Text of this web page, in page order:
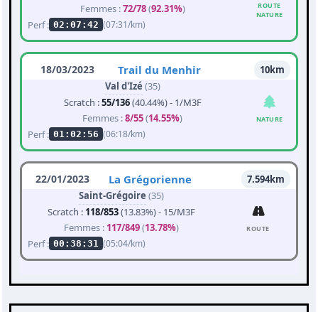
Femmes :72/78(92.31%)
Perf : 02:07:42 (07:31/km)
ROUTE
NATURE
18/03/2023 Trail du Menhir
10km
Val d'Izé (35)
Scratch :55/136(40.44%) - 1/M3F
Femmes :8/55(14.55%)
Perf : 01:02:56 (06:18/km)
NATURE
22/01/2023 La Grégorienne
7.594km
Saint-Grégoire (35)
Scratch : 118/853(13.83%) - 15/M3F
Femmes : 117/849(13.78%)
Perf : 00:38:31 (05:04/km)
ROUTE